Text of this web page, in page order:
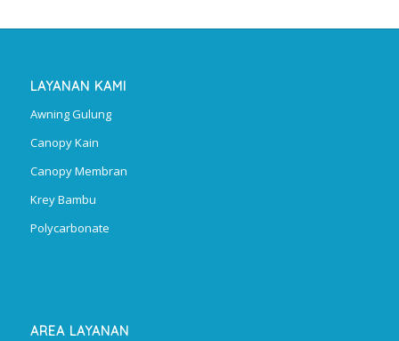
LAYANAN KAMI
Awning Gulung
Canopy Kain
Canopy Membran
Krey Bambu
Polycarbonate
AREA LAYANAN